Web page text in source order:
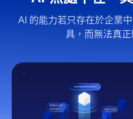
AI 的能力若只存在於企業
具，而無法真正